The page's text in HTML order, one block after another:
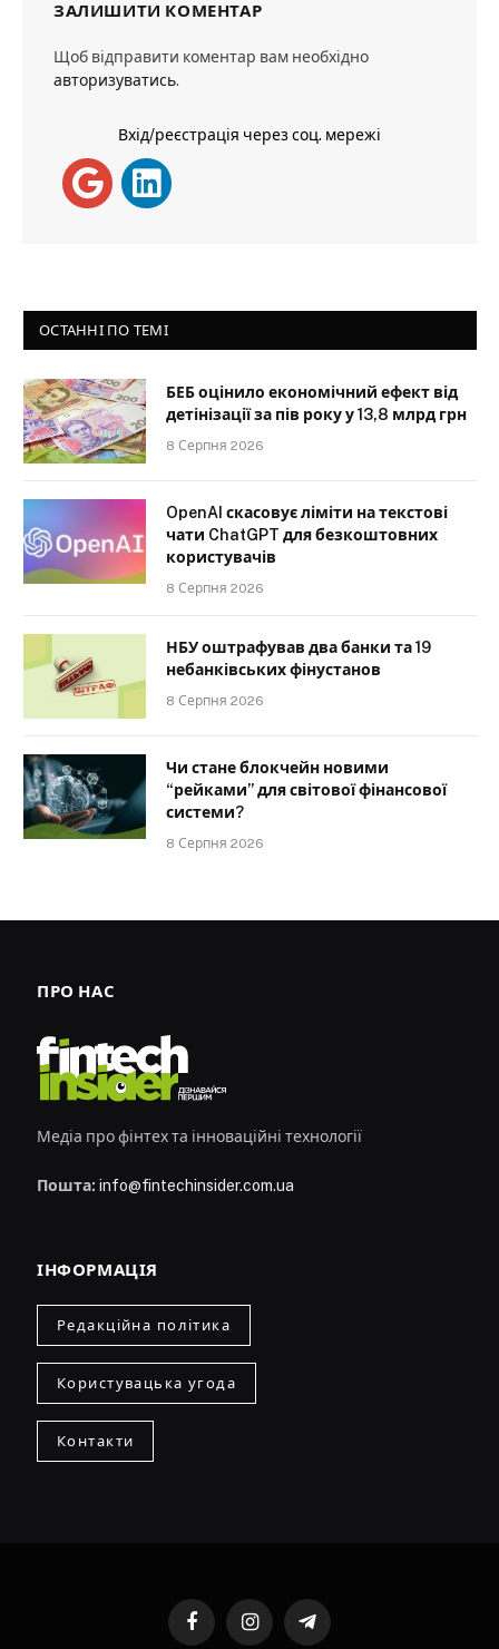
ЗАЛИШИТИ КОМЕНТАР
Щоб відправити коментар вам необхідно
авторизуватись.
Вхід/реєстрація через соц. мережі
ОСТАННІ ПО ТЕМІ
БЕБ оцінило економічний ефект від
детінізації за пів року у 13,8 млрд грн
8 Серпня 2026
OpenAI скасовує ліміти на текстові
чати ChatGPT для безкоштовних
користувачів
8 Серпня 2026
НБУ оштрафував два банки та 19
небанківських фінустанов
8 Серпня 2026
Чи стане блокчейн новими
“рейками” для світової фінансової
системи?
8 Серпня 2026
ПРО НАС
Медіа про фінтех та інноваційні технології
Пошта: info@fintechinsider.com.ua
ІНФОРМАЦІЯ
Редакційна політика
Користувацька угода
Контакти
FacebookInstagramTelegram